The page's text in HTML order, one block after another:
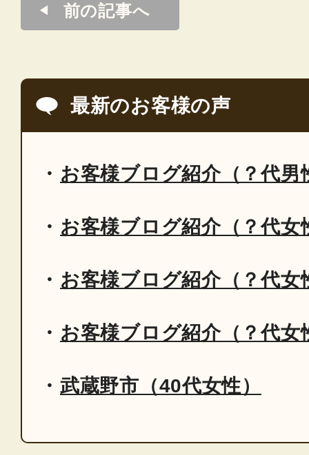
前の記事へ
最新のお客様の声
お客様ブログ紹介（？代男
お客様ブログ紹介（？代女
お客様ブログ紹介（？代女
お客様ブログ紹介（？代女
武蔵野市（40代女性）